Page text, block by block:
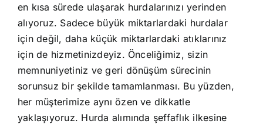
en kısa sürede ulaşarak hurdalarınızı yerinden
alıyoruz. Sadece büyük miktarlardaki hurdalar
için değil, daha küçük miktarlardaki atıklarınız
için de hizmetinizdeyiz. Önceliğimiz, sizin
memnuniyetiniz ve geri dönüşüm sürecinin
sorunsuz bir şekilde tamamlanması. Bu yüzden,
her müşterimize aynı özen ve dikkatle
yaklaşıyoruz. Hurda alımında şeffaflık ilkesine